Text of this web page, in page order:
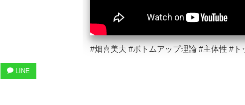
#畑喜美夫 #ボトムアップ理論 #主体性 #ト
LINE